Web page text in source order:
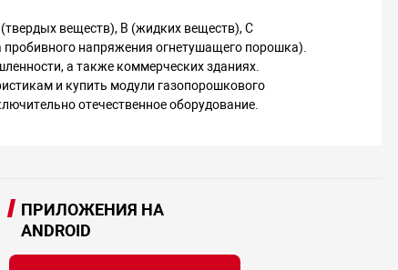
веществ), В (жидких веществ), С
напряжения огнетушащего порошка).
а также коммерческих зданиях.
и купить модули газопорошкового
отечественное оборудование.
ПРИЛОЖЕНИЯ НА
ANDROID